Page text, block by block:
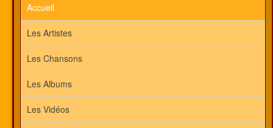
Accueil
Les Artistes
Les Chansons
Les Albums
Les Vidéos